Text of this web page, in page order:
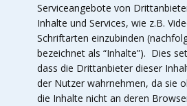
Serviceangebote von
Inhalte und Services, wie z.B.
Schriftarten einzubinden
bezeichnet als “Inhalte”). Dies
dass die Drittanbieter dieser
der Nutzer wahrnehmen, da sie
die Inhalte nicht an deren